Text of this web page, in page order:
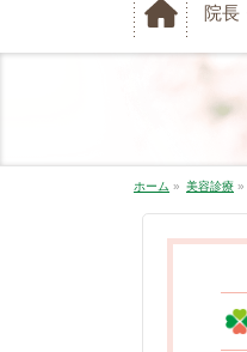
院長
ホーム » 美容診療 »